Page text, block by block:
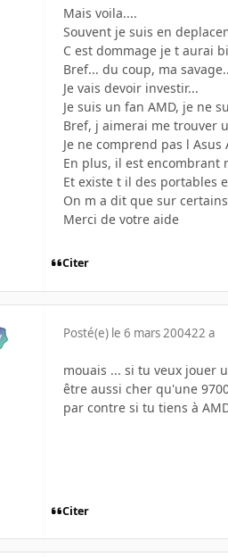
Mais voila....
Souvent je suis en
C est dommage je t aurai
Bref... du coup, ma
Je vais devoir investir...
Je suis un fan AMD, je ne
Bref, j aimerai me trouver
Je ne comprend pas l Asus
En plus, il est encombrant
Et existe t il des portables
On m a dit que sur
Merci de votre aide
Citer
Posté(e) le 6 mars 200422 a
mouais ... si tu veux jouer
être aussi cher qu'une
par contre si tu tiens à
Citer